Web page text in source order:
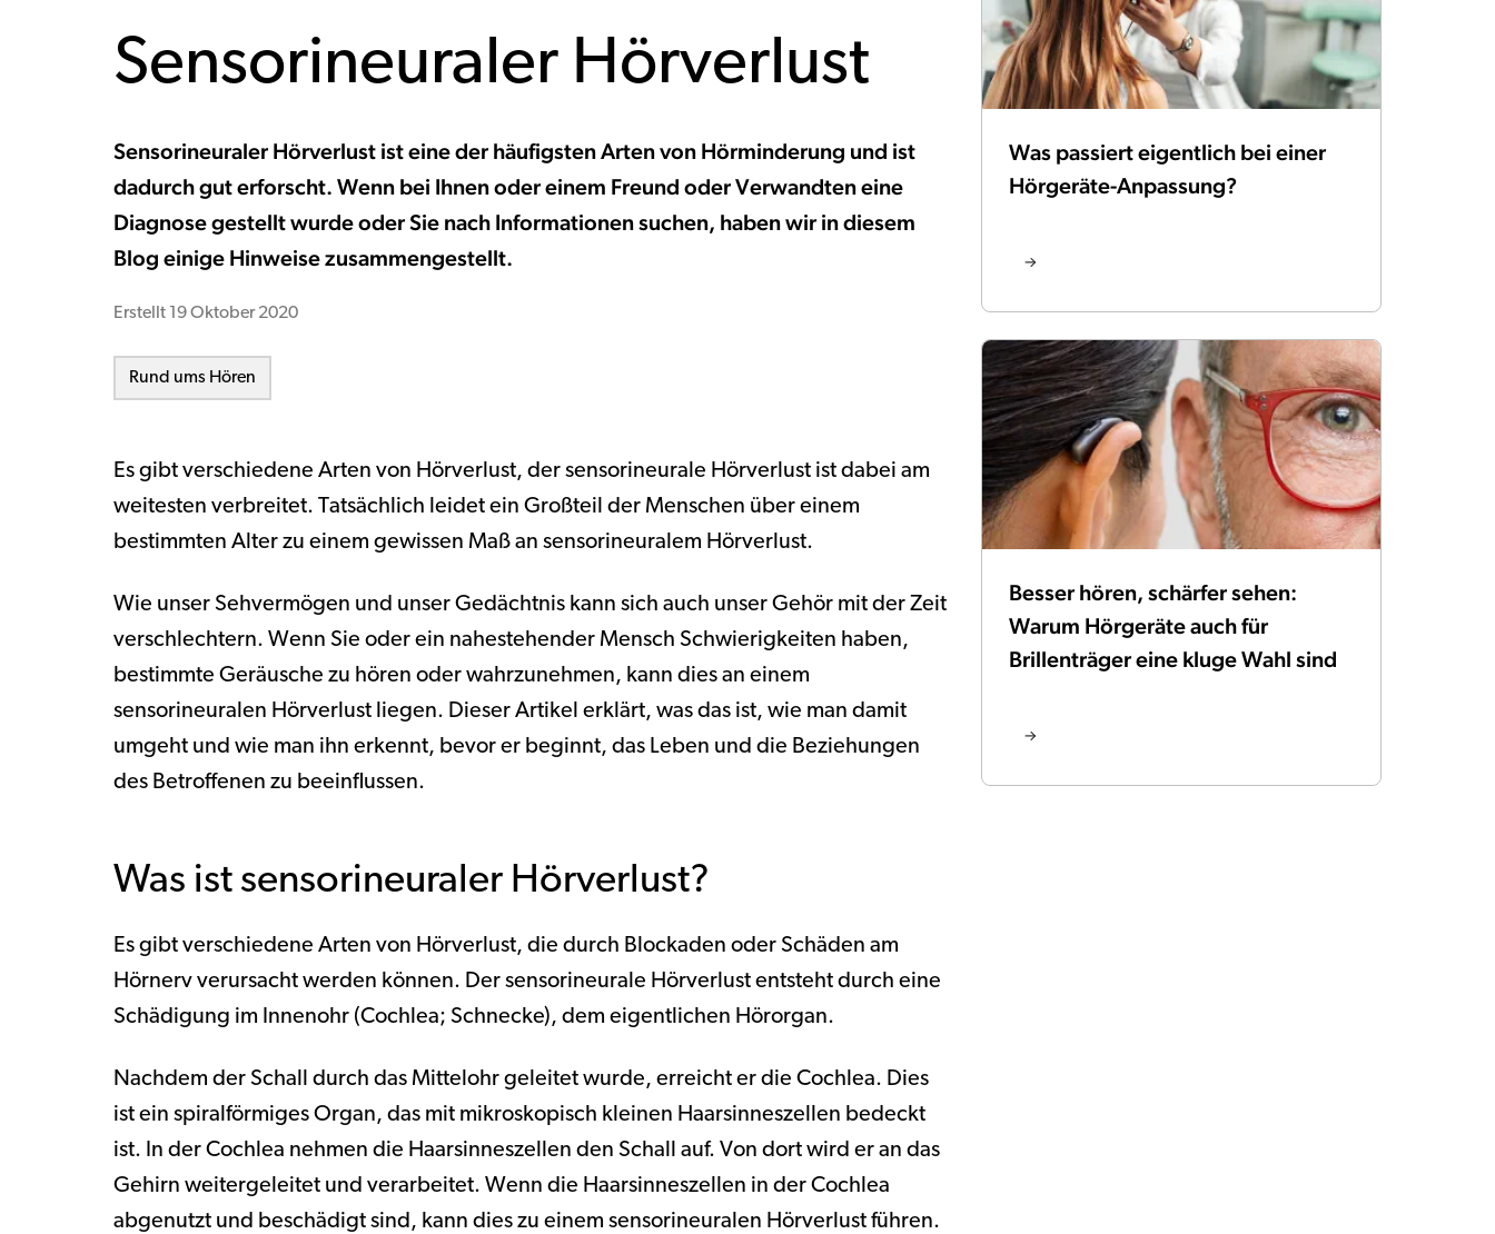
Sensorineuraler Hörverlust
Sensorineuraler Hörverlust ist eine der häufigsten Arten von Hörminderung und ist
dadurch gut erforscht. Wenn bei Ihnen oder einem Freund oder Verwandten eine
Diagnose gestellt wurde oder Sie nach Informationen suchen, haben wir in diesem
Blog einige Hinweise zusammengestellt.
Erstellt 19 Oktober 2020
Rund ums Hören
Es gibt verschiedene Arten von Hörverlust, der sensorineurale Hörverlust ist dabei am
weitesten verbreitet. Tatsächlich leidet ein Großteil der Menschen über einem
bestimmten Alter zu einem gewissen Maß an sensorineuralem Hörverlust.
Wie unser Sehvermögen und unser Gedächtnis kann sich auch unser Gehör mit der Zeit
verschlechtern. Wenn Sie oder ein nahestehender Mensch Schwierigkeiten haben,
bestimmte Geräusche zu hören oder wahrzunehmen, kann dies an einem
sensorineuralen Hörverlust liegen. Dieser Artikel erklärt, was das ist, wie man damit
umgeht und wie man ihn erkennt, bevor er beginnt, das Leben und die Beziehungen
des Betroffenen zu beeinflussen.
Was ist sensorineuraler Hörverlust?
Es gibt verschiedene Arten von Hörverlust, die durch Blockaden oder Schäden am
Hörnerv verursacht werden können. Der sensorineurale Hörverlust entsteht durch eine
Schädigung im Innenohr (Cochlea; Schnecke), dem eigentlichen Hörorgan.
Nachdem der Schall durch das Mittelohr geleitet wurde, erreicht er die Cochlea. Dies
ist ein spiralförmiges Organ, das mit mikroskopisch kleinen Haarsinneszellen bedeckt
ist. In der Cochlea nehmen die Haarsinneszellen den Schall auf. Von dort wird er an das
Gehirn weitergeleitet und verarbeitet. Wenn die Haarsinneszellen in der Cochlea
abgenutzt und beschädigt sind, kann dies zu einem sensorineuralen Hörverlust führen.
Was passiert eigentlich bei einer
Hörgeräte-Anpassung?
Besser hören, schärfer sehen:
Warum Hörgeräte auch für
Brillenträger eine kluge Wahl sind